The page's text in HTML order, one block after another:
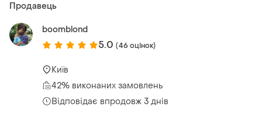
Продавець
boomblond
5.0 (46 оцінок)
Київ
42% виконаних замовлень
Відповідає впродовж 3 днів